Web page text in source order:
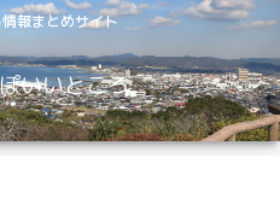
報まとめサイト
いいところ